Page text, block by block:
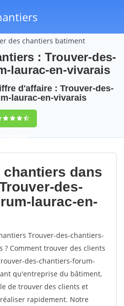
des chantiers batiment
: Trouver-des-
laurac-en-vivarais
d'affaire : Trouver-des-
laurac-en-vivarais
(100%)85
votes
chantiers dans
des-
laurac-en-
Trouver-des-chantiers-
? Comment trouver des clients
des-chantiers-forum-
qu'entreprise du bâtiment,
de trouver des clients et
rapidement. Notre